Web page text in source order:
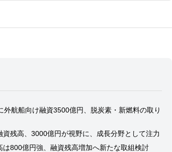
外航船向け融資3500億円、脱炭素・新燃料の取り
資残高、3000億円が視野に、成長分野として注力
は800億円強、融資残高増加へ新たな取組検討